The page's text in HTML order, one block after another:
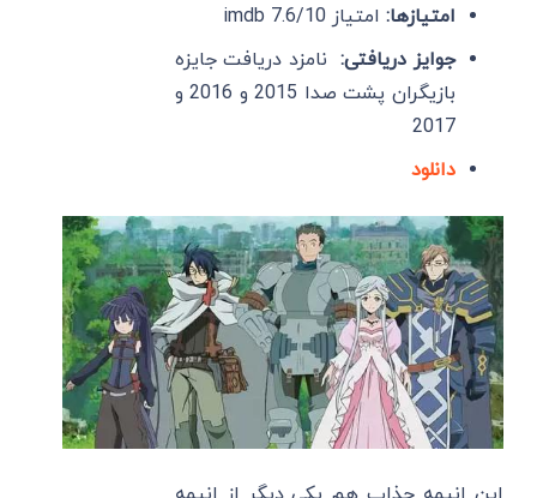
امتیازها: امتیاز imdb 7.6/10
جوایز دریافتی: نامزد دریافت جایزه
بازیگران پشت صدا 2015 و 2016 و
2017
دانلود